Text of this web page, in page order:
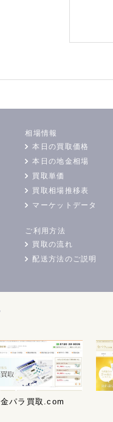
相場情報
本日の買取価格
本日の地金相場
買取単価
買取相場推移表
マーケットデータ
ご利用方法
買取の流れ
配送方法のご説明
金パラ買取.com